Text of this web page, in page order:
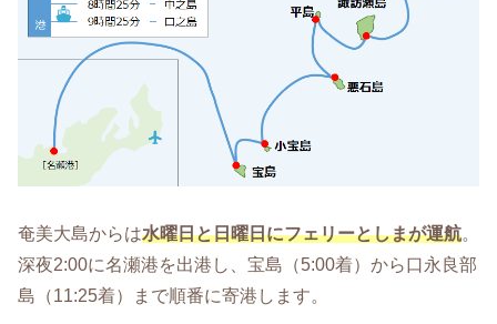
奄美大島からは水曜日と日曜日にフェリーとしまが運航。
深夜2:00に名瀬港を出港し、宝島（5:00着）から口永良部
島（11:25着）まで順番に寄港します。